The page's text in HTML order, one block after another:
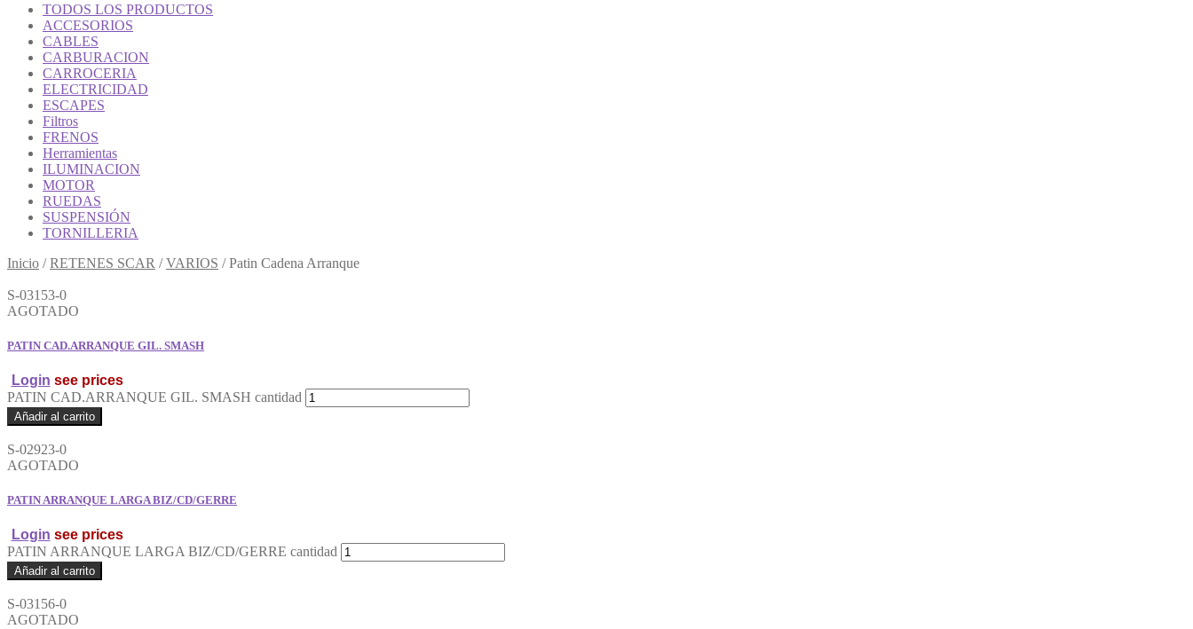
TODOS LOS PRODUCTOS
ACCESORIOS
CABLES
CARBURACION
CARROCERIA
ELECTRICIDAD
ESCAPES
Filtros
FRENOS
Herramientas
ILUMINACION
MOTOR
RUEDAS
SUSPENSIÓN
TORNILLERIA
Inicio /RETENES SCAR /VARIOS /Patin Cadena Arranque
S-03153-0
AGOTADO
PATIN CAD.ARRANQUE GIL. SMASH
Login see prices
PATIN CAD.ARRANQUE GIL. SMASH cantidad
Añadir al carrito
S-02923-0
AGOTADO
PATIN ARRANQUE LARGA BIZ/CD/GERRE
Login see prices
PATIN ARRANQUE LARGA BIZ/CD/GERRE cantidad
Añadir al carrito
S-03156-0
AGOTADO